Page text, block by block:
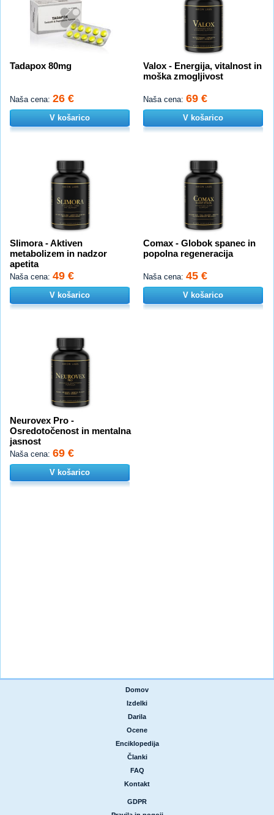
Tadapox 80mg
Naša cena: 26 €
V košarico
Valox - Energija, vitalnost in
moška zmogljivost
Naša cena: 69 €
V košarico
Slimora - Aktiven
metabolizem in nadzor
apetita
Naša cena: 49 €
V košarico
Comax - Globok spanec in
popolna regeneracija
Naša cena: 45 €
V košarico
Neurovex Pro -
Osredotočenost in mentalna
jasnost
Naša cena: 69 €
V košarico
Domov
Izdelki
Darila
Ocene
Enciklopedija
Članki
FAQ
Kontakt
GDPR